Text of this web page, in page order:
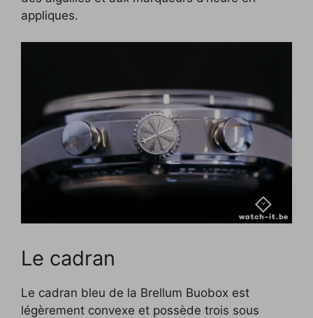
appliques.
Le cadran
Le cadran bleu de la Brellum Buobox est
légèrement convexe et possède trois sous